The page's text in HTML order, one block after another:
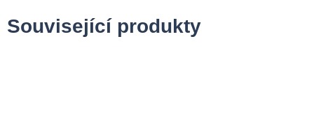
Související produkty